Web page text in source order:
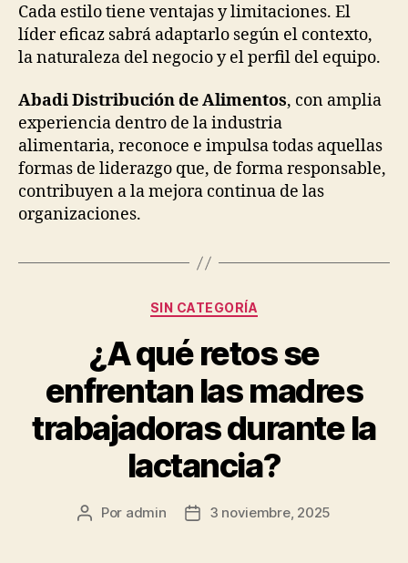
Cada estilo tiene ventajas y limitaciones. El
líder eficaz sabrá adaptarlo según el contexto,
la naturaleza del negocio y el perfil del equipo.
Abadi Distribución de Alimentos, con amplia
experiencia dentro de la industria
alimentaria, reconoce e impulsa todas aquellas
formas de liderazgo que, de forma responsable,
contribuyen a la mejora continua de las
organizaciones.
Categorías
SIN CATEGORÍA
¿A qué retos se
enfrentan las madres
trabajadoras durante la
lactancia?
Autor
Por admin
Fecha3 noviembre, 2025